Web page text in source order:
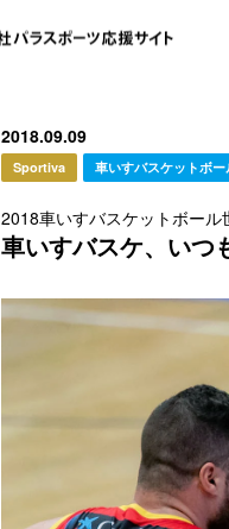
2018.09.09
Sportiva 車いすバスケットボー
2018車いすバスケットボール
車いすバスケ、いつ